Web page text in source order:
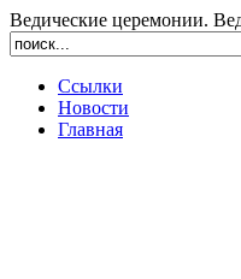
Ведические церемонии.
Ссылки
Новости
Главная